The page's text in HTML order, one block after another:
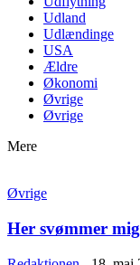
Udland
Udlændinge
USA
Ældre
Økonomi
Øvrige
Øvrige
Mere
Øvrige
Her svømmer